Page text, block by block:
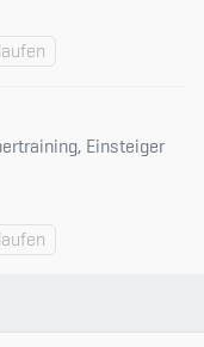
Einsteiger